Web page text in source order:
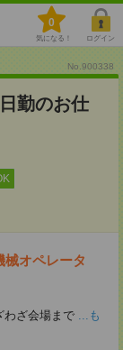
0
気になる！ ログイン
No.900338
勤のお仕
械オペレータ
わざ会場まで ...も